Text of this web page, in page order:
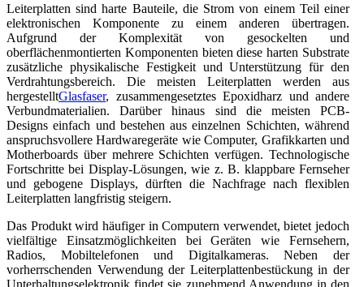
Leiterplatten sind harte Bauteile, die Strom von einem Teil einer
elektronischen Komponente zu einem anderen übertragen.
Aufgrund der Komplexität von gesockelten und
oberflächenmontierten Komponenten bieten diese harten Substrate
zusätzliche physikalische Festigkeit und Unterstützung für den
Verdrahtungsbereich. Die meisten Leiterplatten werden aus
hergestelltGlasfaser, zusammengesetztes Epoxidharz und andere
Verbundmaterialien. Darüber hinaus sind die meisten PCB-
Designs einfach und bestehen aus einzelnen Schichten, während
anspruchsvollere Hardwaregeräte wie Computer, Grafikkarten und
Motherboards über mehrere Schichten verfügen. Technologische
Fortschritte bei Display-Lösungen, wie z. B. klappbare Fernseher
und gebogene Displays, dürften die Nachfrage nach flexiblen
Leiterplatten langfristig steigern.
Das Produkt wird häufiger in Computern verwendet, bietet jedoch
vielfältige Einsatzmöglichkeiten bei Geräten wie Fernsehern,
Radios, Mobiltelefonen und Digitalkameras. Neben der
vorherrschenden Verwendung der Leiterplattenbestückung in der
Unterhaltungselektronik findet sie zunehmend Anwendung in den